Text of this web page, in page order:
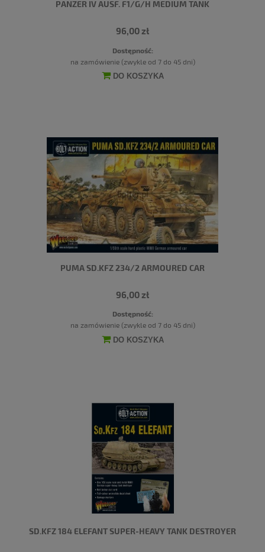
PANZER IV AUSF. F1/G/H MEDIUM TANK
96,00 zł
Dostępność:
na zamówienie (zwykle od 7 do 45 dni)
DO KOSZYKA
PUMA SD.KFZ 234/2 ARMOURED CAR
96,00 zł
Dostępność:
na zamówienie (zwykle od 7 do 45 dni)
DO KOSZYKA
SD.KFZ 184 ELEFANT SUPER-HEAVY TANK DESTROYER